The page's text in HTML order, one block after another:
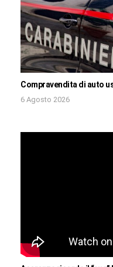
Compravendita di auto
6 Agosto 2026